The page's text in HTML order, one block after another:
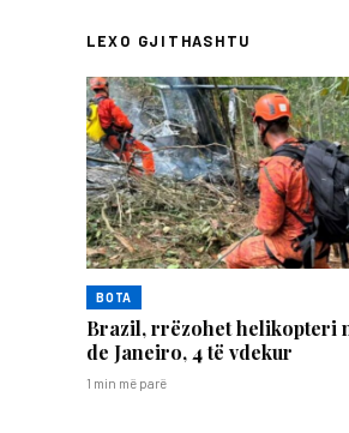
LEXO GJITHASHTU
BOTA
Brazil, rrëzohet helikopteri
de Janeiro, 4 të vdekur
1 min më parë